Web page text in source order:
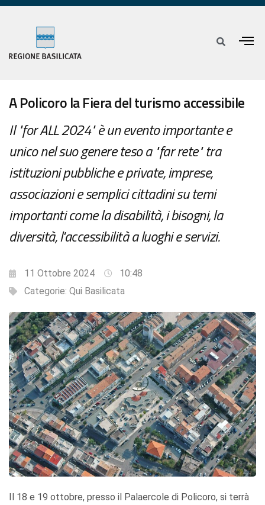
A Policoro la Fiera del turismo accessibile
Il "for ALL 2024" è un evento importante e
unico nel suo genere teso a "far rete" tra
istituzioni pubbliche e private, imprese,
associazioni e semplici cittadini su temi
importanti come la disabilità, i bisogni, la
diversità, l'accessibilità a luoghi e servizi.
11 Ottobre 2024
10:48
Categorie: Qui Basilicata
Il 18 e 19 ottobre, presso il Palaercole di Policoro, si terrà